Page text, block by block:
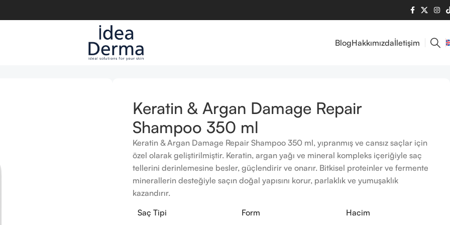
BlogHakkımızdaİletişim
Keratin & Argan Damage Repair
Shampoo 350 ml
Keratin & Argan Damage Repair Shampoo 350 ml, yıpranmış ve cansız saçlar için
özel olarak geliştirilmiştir. Keratin, argan yağı ve mineral kompleks içeriğiyle saç
tellerini derinlemesine besler, güçlendirir ve onarır. Bitkisel proteinler ve fermente
minerallerin desteğiyle saçın doğal yapısını korur, parlaklık ve yumuşaklık
kazandırır.
Saç Tipi
Form Hacim